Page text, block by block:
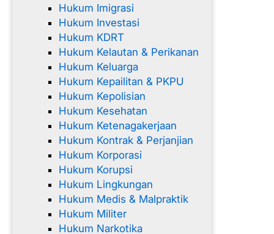
Hukum Imigrasi
Hukum Investasi
Hukum KDRT
Hukum Kelautan & Perikanan
Hukum Keluarga
Hukum Kepailitan & PKPU
Hukum Kepolisian
Hukum Kesehatan
Hukum Ketenagakerjaan
Hukum Kontrak & Perjanjian
Hukum Korporasi
Hukum Korupsi
Hukum Lingkungan
Hukum Medis & Malpraktik
Hukum Militer
Hukum Narkotika